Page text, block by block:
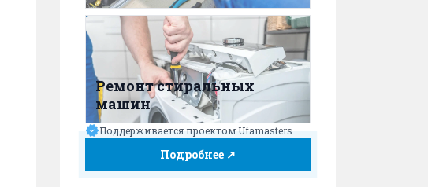
Ремонт стиральных
машин
Поддерживается проектом Ufamasters
Подробнее ↗